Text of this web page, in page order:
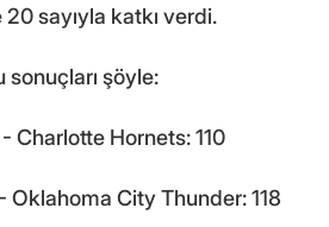
sayıyla katkı verdi.
şöyle:
Charlotte Hornets: 110
Oklahoma City Thunder: 118